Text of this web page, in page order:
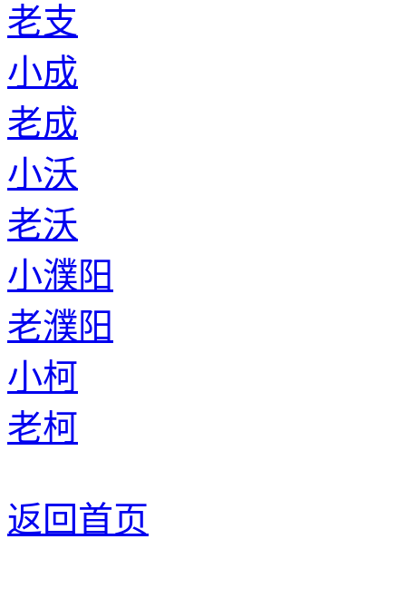
老支
小成
老成
小沃
老沃
小濮阳
老濮阳
小柯
老柯
返回首页